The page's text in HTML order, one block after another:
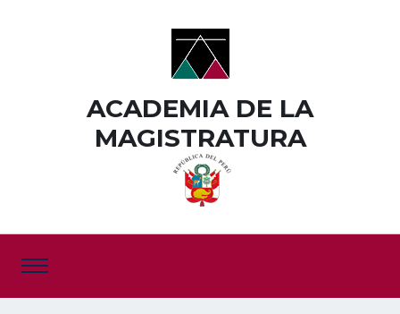
ACADEMIA DE LA
MAGISTRATURA